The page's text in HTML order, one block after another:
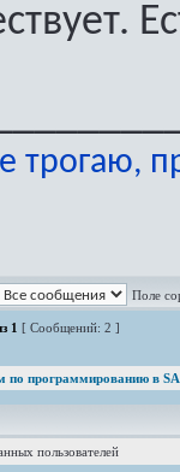
трогаю,
Поле
1 [ Сообщений: 2 ]
по программированию в
пользователей